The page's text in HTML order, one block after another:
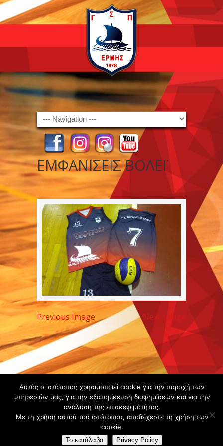
Navigation
ΕΜΦΑΝΙΣΕΙΣ ΒΟΛΕΪ
Previous Image Next Image
Copyright ©
2020 -
Gsperamatosermis.gr
All rights
reserved. -Όροι
Αυτός ο ιστότοπος χρησιμοποιεί cookie για την παροχή των
υπηρεσιών μας, για την εξατομίκευση διαφημίσεων και για την
ανάλυση της επισκεψιμότητας.
Με τη χρήση αυτού του ιστότοπου, αποδέχεστε τη χρήση των
cookie.
Το κατάλαβα Privacy Policy